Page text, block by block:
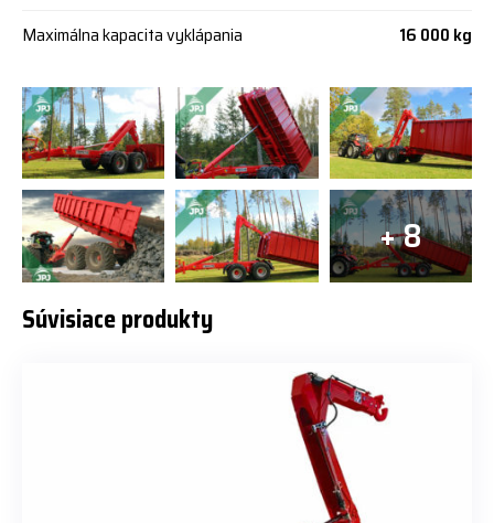
+ 8
Maximálna kapacita vyklápania
16 000 kg
Súvisiace produkty